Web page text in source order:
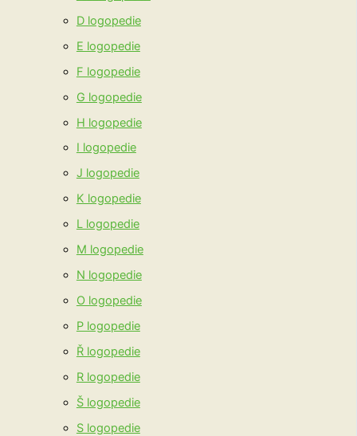
D logopedie
E logopedie
F logopedie
G logopedie
H logopedie
I logopedie
J logopedie
K logopedie
L logopedie
M logopedie
N logopedie
O logopedie
P logopedie
Ř logopedie
R logopedie
Š logopedie
S logopedie